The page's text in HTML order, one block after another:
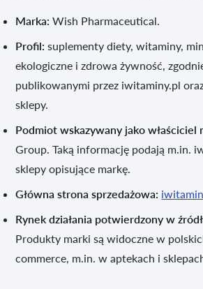
Marka: Wish Pharmaceutical.
Profil: suplementy diety, witaminy,
ekologiczne i zdrowa żywność,
publikowanymi przez iwitaminy.pl
sklepy.
Podmiot wskazywany jako właściciel
Group. Taką informację podają m.in.
sklepy opisujące markę.
Główna strona sprzedażowa:
Rynek działania potwierdzony w
Produkty marki są widoczne w
commerce, m.in. w aptekach i